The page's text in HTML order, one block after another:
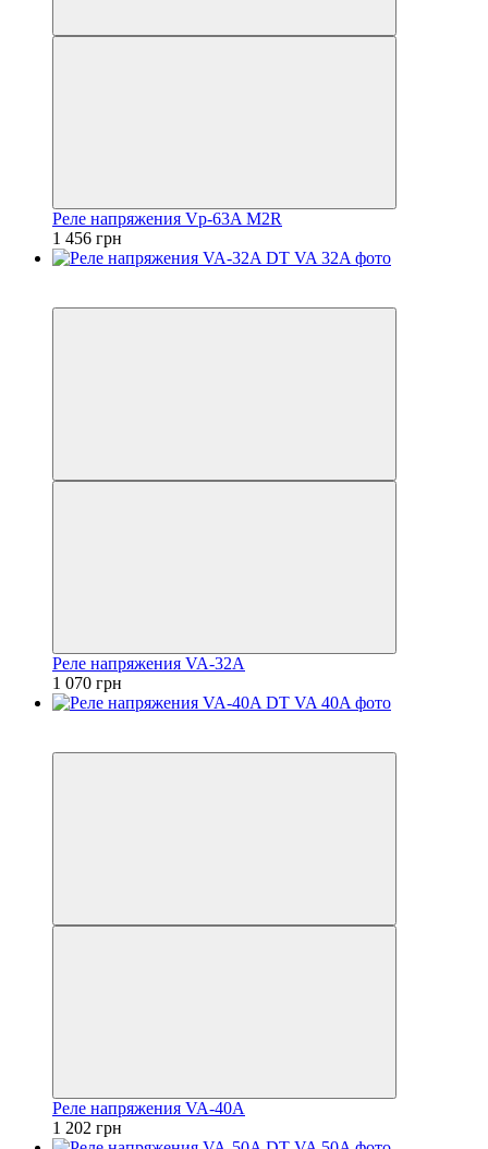
Реле напряжения Vp-63A M2R
1 456 грн
Реле напряжения VA-32A
1 070 грн
Реле напряжения VA-40A
1 202 грн